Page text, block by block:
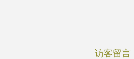
访客留言